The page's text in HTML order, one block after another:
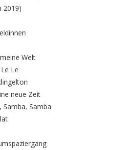
2019)
Welt
Le
neue Zeit
Samba, Samba